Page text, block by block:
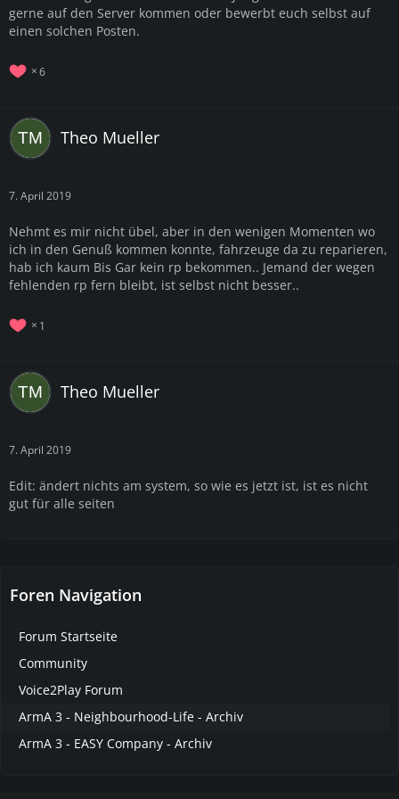
gerne auf den Server kommen oder bewerbt euch selbst auf
einen solchen Posten.
6
Theo Mueller
7. April 2019
Nehmt es mir nicht übel, aber in den wenigen Momenten wo
ich in den Genuß kommen konnte, fahrzeuge da zu reparieren,
hab ich kaum Bis Gar kein rp bekommen.. Jemand der wegen
fehlenden rp fern bleibt, ist selbst nicht besser..
1
Theo Mueller
7. April 2019
Edit: ändert nichts am system, so wie es jetzt ist, ist es nicht
gut für alle seiten
Foren Navigation
Forum Startseite
Community
Voice2Play Forum
ArmA 3 - Neighbourhood-Life - Archiv
ArmA 3 - EASY Company - Archiv